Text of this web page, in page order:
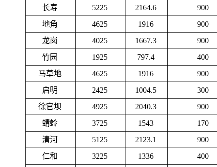
长寿
5225 2164.6
900
地角
4625 1916
900
龙岗
4025 1667.3
900
竹园
1925 797.4
400
马草地
4625 1916
900
启明
2425 1004.5
300
徐官坝
4925 2040.3
900
蜻蛉
3725 1543
170
清河
5125 2123.1
900
仁和
3225 1336
400